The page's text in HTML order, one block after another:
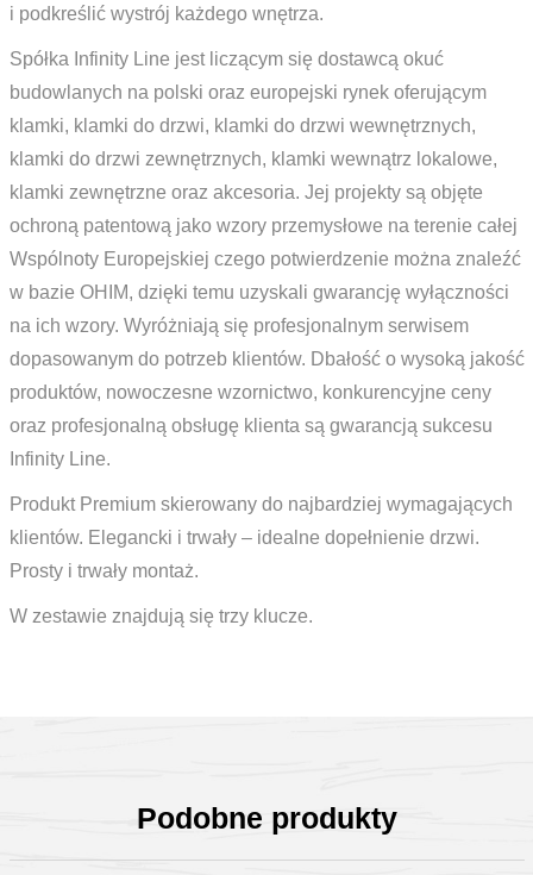
i podkreślić wystrój każdego wnętrza.
Spółka Infinity Line jest liczącym się dostawcą okuć
budowlanych na polski oraz europejski rynek oferującym
klamki, klamki do drzwi, klamki do drzwi wewnętrznych,
klamki do drzwi zewnętrznych, klamki wewnątrz lokalowe,
klamki zewnętrzne oraz akcesoria. Jej projekty są objęte
ochroną patentową jako wzory przemysłowe na terenie całej
Wspólnoty Europejskiej czego potwierdzenie można znaleźć
w bazie OHIM, dzięki temu uzyskali gwarancję wyłączności
na ich wzory. Wyróżniają się profesjonalnym serwisem
dopasowanym do potrzeb klientów. Dbałość o wysoką jakość
produktów, nowoczesne wzornictwo, konkurencyjne ceny
oraz profesjonalną obsługę klienta są gwarancją sukcesu
Infinity Line.
Produkt Premium skierowany do najbardziej wymagających
klientów. Elegancki i trwały – idealne dopełnienie drzwi.
Prosty i trwały montaż.
W zestawie znajdują się trzy klucze.
Podobne produkty